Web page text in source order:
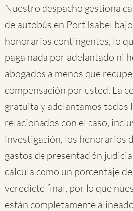
Nuestro despacho gestiona
de autobús en Port Isabel
honorarios contingentes, lo
paga nada por adelantado ni
abogados a menos que
compensación por usted. La
gratuita y adelantamos todos
relacionados con el caso,
investigación, los honorarios
gastos de presentación
calcula como un porcentaje
veredicto final, por lo que
están completamente